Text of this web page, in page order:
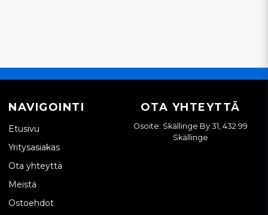
NAVIGOINTI
Etusivu
Yritysasiakas
Ota yhteyttä
Meistä
Ostoehdot
OTA YHTEYTTÄ
Osoite: Skällinge By 31, 432 99
Skällinge